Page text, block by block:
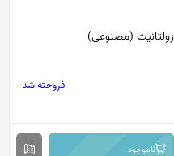
زولتانیت (مصنوعی)
فروخته شد
ناموجود